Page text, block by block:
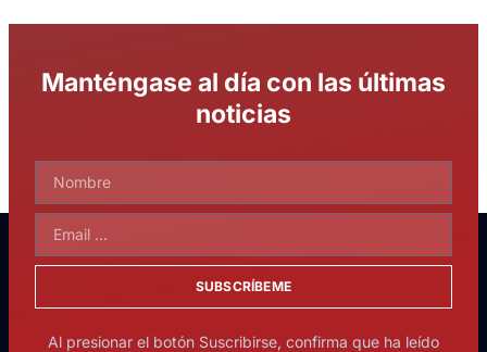
Manténgase al día con las últimas
noticias
SUBSCRÍBEME
Al presionar el botón Suscribirse, confirma que ha leído